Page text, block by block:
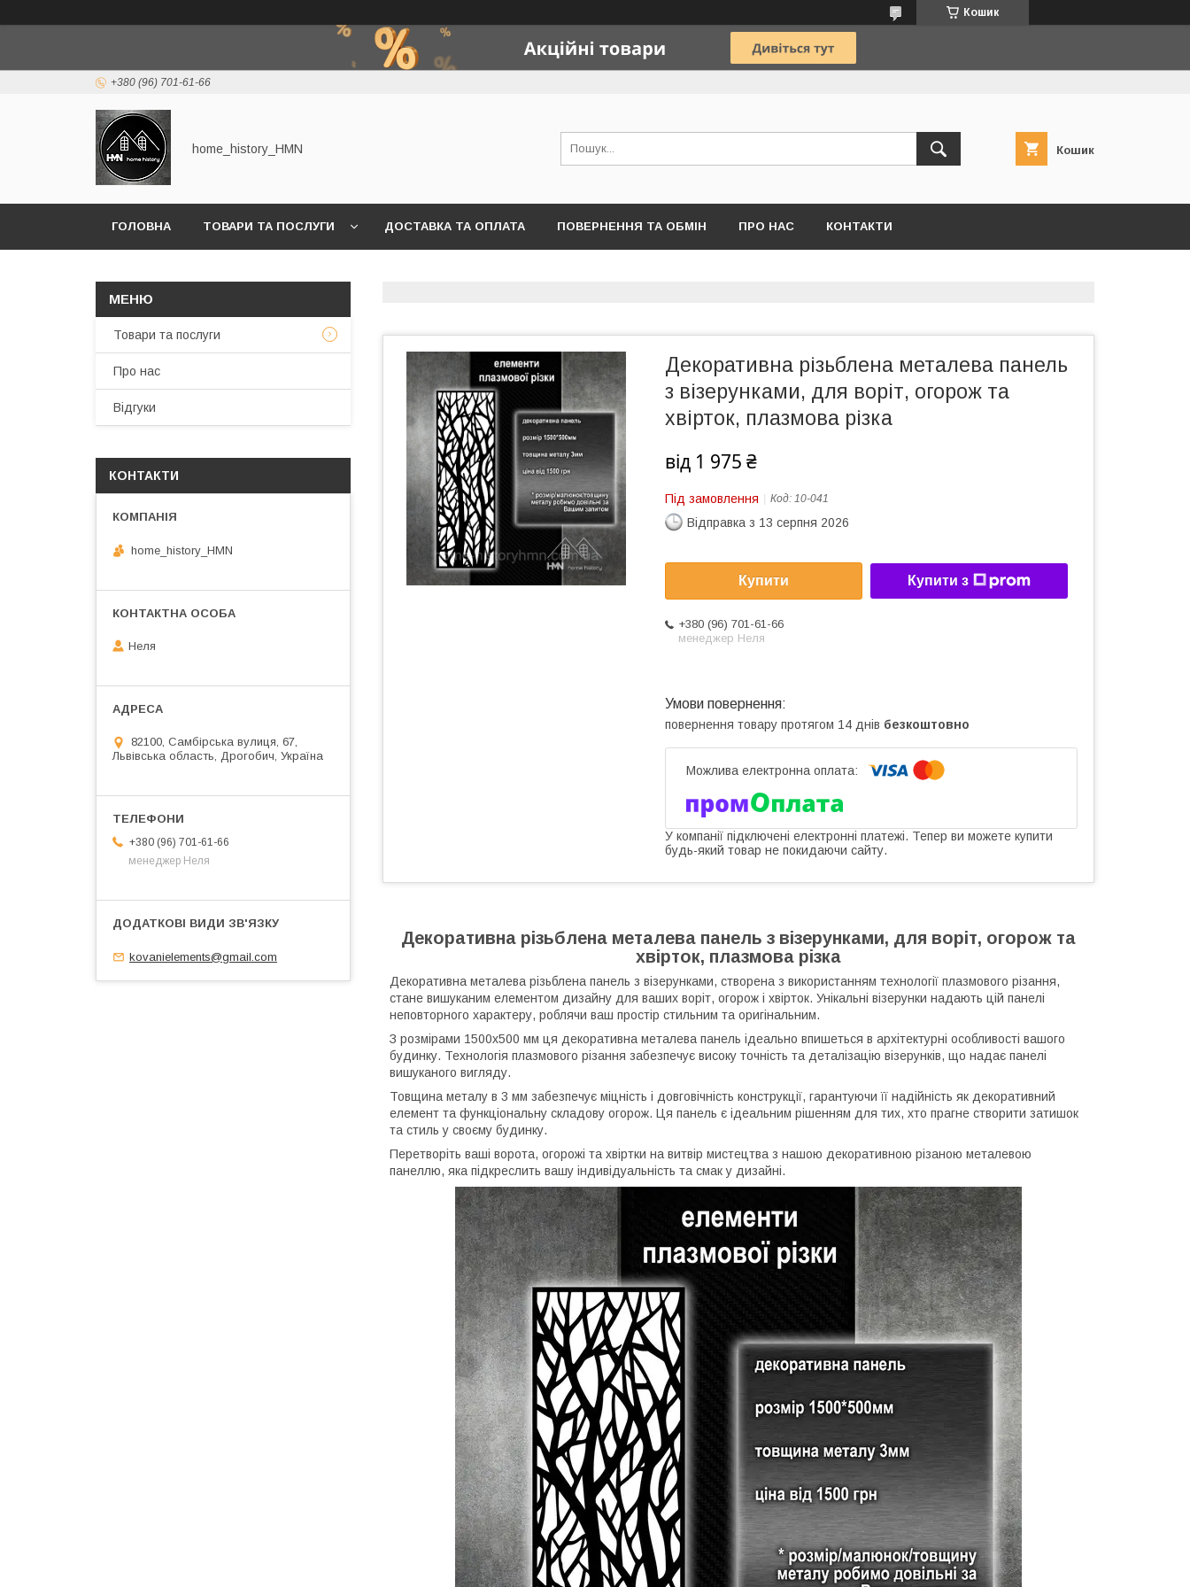
Кошик
+380 (96) 701-61-66
home_history_HMN Кошик
ГОЛОВНА ТОВАРИ ТА ПОСЛУГИ ДОСТАВКА ТА ОПЛАТА ПОВЕРНЕННЯ ТА ОБМІН ПРО НАС КОНТАКТИ
Декоративна різьблена металева панель
з візерунками, для воріт, огорож та
хвірток, плазмова різка
від 1 975 ₴
Під замовлення Код: 10-041
Відправка з 13 серпня 2026
Купити Купити з
+380 (96) 701-61-66
менеджер Неля
повернення товару протягом 14 днів безкоштовно
У компанії підключені електронні платежі. Тепер ви можете купити
будь-який товар не покидаючи сайту.
Декоративна різьблена металева панель з візерунками, для воріт, огорож та
хвірток, плазмова різка
Декоративна металева різьблена панель з візерунками, створена з використанням технології плазмового різання,
стане вишуканим елементом дизайну для ваших воріт, огорож і хвірток. Унікальні візерунки надають цій панелі
неповторного характеру, роблячи ваш простір стильним та оригінальним.
З розмірами 1500х500 мм ця декоративна металева панель ідеально впишеться в архітектурні особливості вашого
будинку. Технологія плазмового різання забезпечує високу точність та деталізацію візерунків, що надає панелі
вишуканого вигляду.
Товщина металу в 3 мм забезпечує міцність і довговічність конструкції, гарантуючи її надійність як декоративний
елемент та функціональну складову огорож. Ця панель є ідеальним рішенням для тих, хто прагне створити затишок
та стиль у своєму будинку.
Перетворіть ваші ворота, огорожі та хвіртки на витвір мистецтва з нашою декоративною різаною металевою
панеллю, яка підкреслить вашу індивідуальність та смак у дизайні.
Товари та послуги
Про нас
Відгуки
КОНТАКТИ
home_history_HMN
Неля
82100, Самбірська вулиця, 67,
Львівська область, Дрогобич, Україна
+380 (96) 701-61-66
менеджер Неля
kovanielements@gmail.com